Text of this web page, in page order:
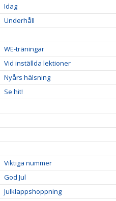
Idag
Underhåll
WE-träningar
Vid inställda lektioner
Nyårs hälsning
Se hit!
Viktiga nummer
God Jul
Julklappshoppning